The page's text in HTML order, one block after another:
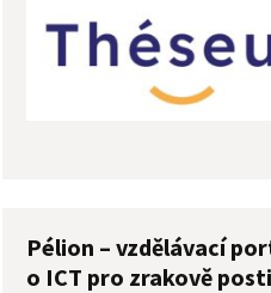
Pélion – vzdělávací
o ICT pro zrakově